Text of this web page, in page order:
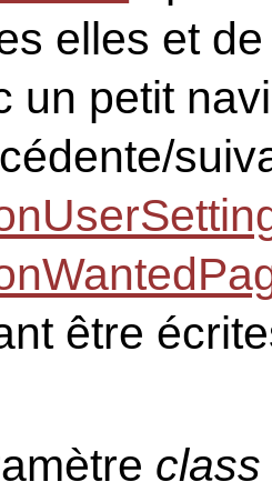
elles et
un petit
être
class